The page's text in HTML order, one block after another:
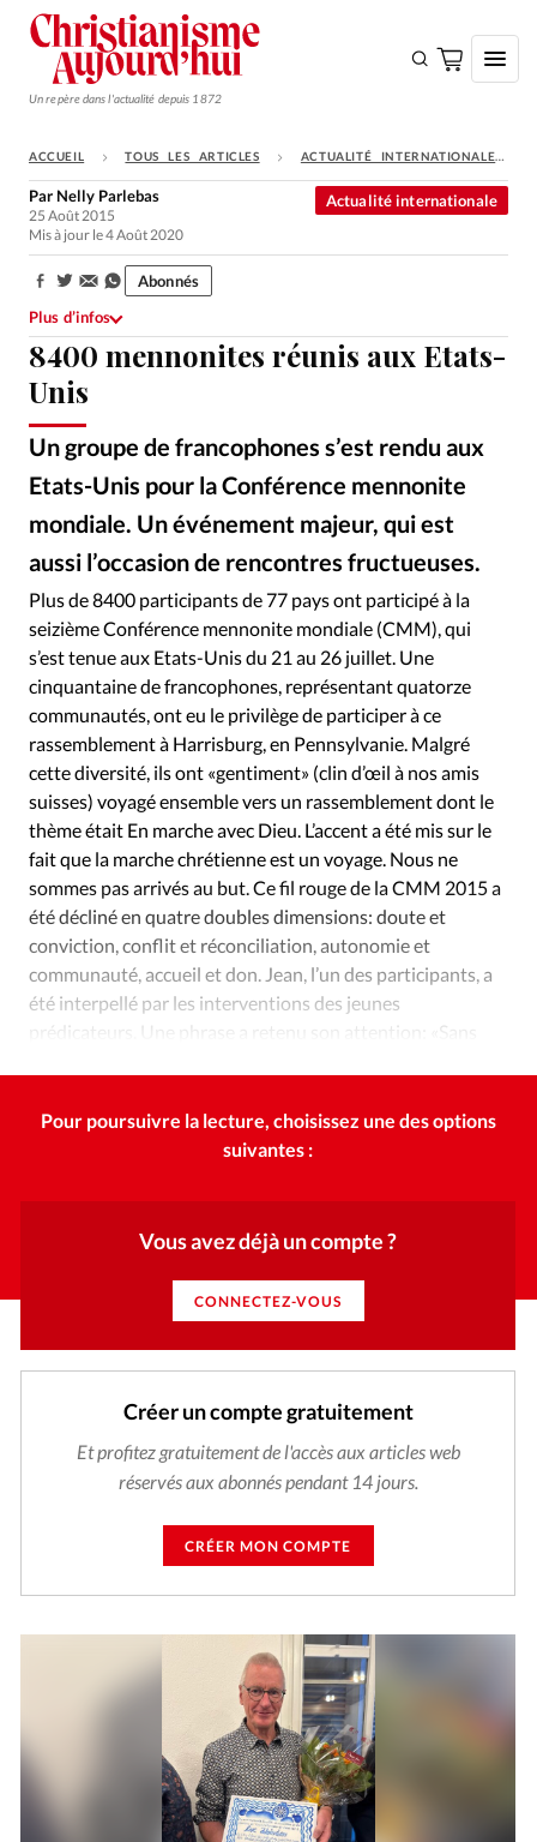
Un repère dans l'actualité depuis 1872
S'ABONNER
Monde
Opinions
Tous les articles
Faire un don
Emploi
Se connecter
Édition: Internationale
RUBRIQUES
Tous les articles
Actualité chrétienne
Actualité internationale
Chronique
Culture
Dossier
Eglises Foi Génération réveil
Monde
Opinions
Publireportage
Relations Aujourd'hui
Société
Tour du monde des Eglises
Trait d'Ixène
Vécu
Vie Intérieure
ACCUEIL TOUS LES ARTICLES ACTUALITÉ INTERNATIONALE
8400 mennonites réunis aux Etats-
Unis
Un groupe de francophones s’est rendu aux
Etats-Unis pour la Conférence mennonite
mondiale. Un événement majeur, qui est
aussi l’occasion de rencontres fructueuses.
Actualité internationale
Par Nelly Parlebas
25 Août 2015
Mis à jour le 4 Août 2020
Partager:
Abonnés
Plus d’infos
©Alliance Presse
Plus de 8400 participants de 77 pays ont participé à la
seizième Conférence mennonite mondiale (CMM), qui
s’est tenue aux Etats-Unis du 21 au 26 juillet. Une
cinquantaine de francophones, représentant quatorze
communautés, ont eu le privilège de participer à ce
rassemblement à Harrisburg, en Pennsylvanie. Malgré
cette diversité, ils ont «gentiment» (clin d’œil à nos amis
suisses) voyagé ensemble vers un rassemblement dont le
thème était En marche avec Dieu. L’accent a été mis sur le
fait que la marche chrétienne est un voyage. Nous ne
sommes pas arrivés au but. Ce fil rouge de la CMM 2015 a
été décliné en quatre doubles dimensions: doute et
conviction, conflit et réconciliation, autonomie et
communauté, accueil et don. Jean, l’un des participants, a
été interpellé par les interventions des jeunes
prédicateurs. Une phrase a retenu son attention: «Sans
Pour poursuivre la lecture, choisissez une des options
suivantes :
Vous avez déjà un compte ?
CONNECTEZ-VOUS
Créer un compte gratuitement
Et profitez gratuitement de l'accès aux articles web
réservés aux abonnés pendant 14 jours.
CRÉER MON COMPTE